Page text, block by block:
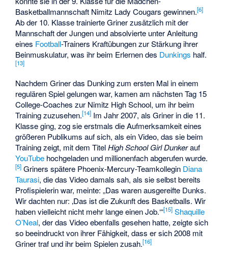
Basketballmannschaft Nimitz Lady Cougars gewinnen.[6]
Ab der 10. Klasse trainierte Griner zusätzlich mit der
Mannschaft der Jungen und absolvierte unter Anleitung
eines Football-Trainers Kraftübungen zur Stärkung ihrer
Beinmuskulatur, was ihr beim Erlernen des Dunkings half.
[13]
Nachdem Griner das Dunking zum ersten Mal in einem
regulären Spiel gelungen war, kamen am nächsten Tag 15
College-Coaches zur Nimitz High School, um ihr beim
Training zuzusehen.[14] Im Jahr 2007, als Griner in die 11.
Klasse ging, zog sie erstmals die Aufmerksamkeit eines
größeren Publikums auf sich, als ein Video, das sie beim
Training zeigt, mit dem TitelHigh School Girl Dunkerauf
YouTube hochgeladen und millionenfach abgerufen wurde.
[5] Griners spätere Phoenix-Mercury-Teamkollegin Diana
Taurasi, die das Video damals sah, als sie selbst bereits
Profispielerin war, meinte: „Das waren ausgereifte Dunks.
Wir dachten nur: ‚Das ist die Zukunft des Basketballs. Wir
haben vielleicht nicht mehr lange einen Job.‘“[15] Shaquille
O’Neal, der das Video ebenfalls gesehen hatte, zeigte sich
so beeindruckt von ihrer Fähigkeit, dass er sich 2008 mit
Griner traf und ihr beim Spielen zusah.[16]